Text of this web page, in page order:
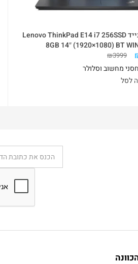
מחשב נייד Lenovo ThinkPad E14 i7 256SSD
8GB 14″ (1920×1080) BT
₪3999
מחשוב וסלולר
לסל